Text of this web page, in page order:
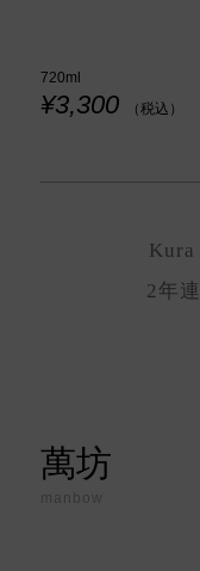
720ml
¥3,300 （税込）
Kura
2年
萬坊
manbow